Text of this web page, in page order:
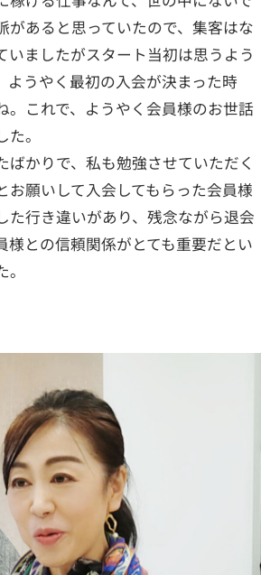
があると思っていたので、集客はな
いましたがスタート当初は思うよう
ようやく最初の入会が決まった時
。これで、ようやく会員様のお世話
。
ばかりで、私も勉強させていただく
お願いして入会してもらった会員様
た行き違いがあり、残念ながら退会
様との信頼関係がとても重要だとい